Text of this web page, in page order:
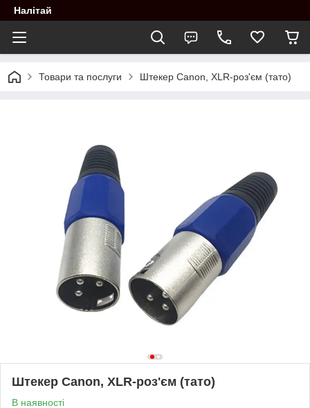
Налітай
Товари та послуги Штекер Canon, XLR-роз'єм (тато)
Штекер Canon, XLR-роз'єм (тато)
В наявності